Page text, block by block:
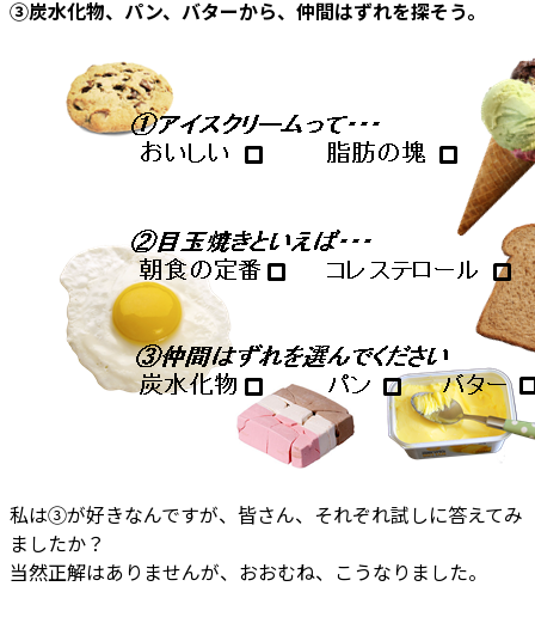
③炭水化物、パン、バターから、仲間はずれを探そう。
私は③が好きなんですが、皆さん、それぞれ試しに答えてみ
ましたか？
当然正解はありませんが、おおむね、こうなりました。